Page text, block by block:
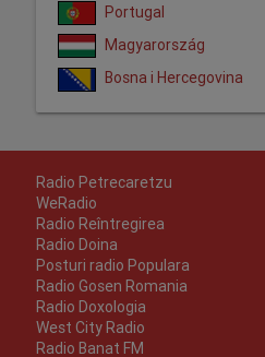
Portugal
Magyarország
Bosna i Hercegovina
Radio Petrecaretzu
WeRadio
Radio Reîntregirea
Radio Doina
Posturi radio Populara
Radio Gosen Romania
Radio Doxologia
West City Radio
Radio Banat FM